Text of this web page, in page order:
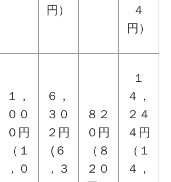
円）
４
円）
１，
００
０円
（１
，０
６，
３０
２円
(６
，３
８２
０円
（８
２０
１
４，
２４
４円
（１
４，